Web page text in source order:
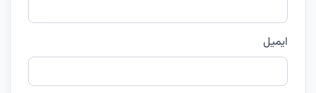
ایمیل